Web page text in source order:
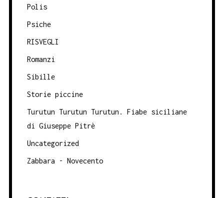
Polis
Psiche
RISVEGLI
Romanzi
Sibille
Storie piccine
Turutun Turutun Turutun. Fiabe siciliane
di Giuseppe Pitrè
Uncategorized
Zabbara - Novecento